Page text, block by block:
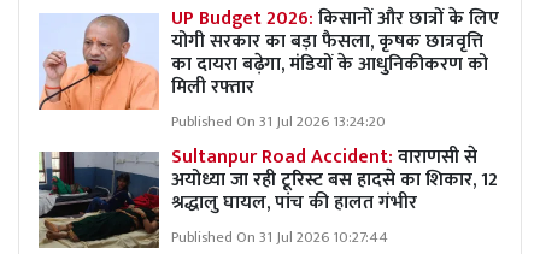
UP Budget 2026:किसानों और छात्रों के लिए
योगी सरकार का बड़ा फैसला, कृषक छात्रवृत्ति
का दायरा बढ़ेगा, मंडियों के आधुनिकीकरण को
मिली रफ्तार
Published On 31 Jul 2026 13:24:20
Sultanpur Road Accident:वाराणसी से
अयोध्या जा रही टूरिस्ट बस हादसे का शिकार, 12
श्रद्धालु घायल, पांच की हालत गंभीर
Published On 31 Jul 2026 10:27:44